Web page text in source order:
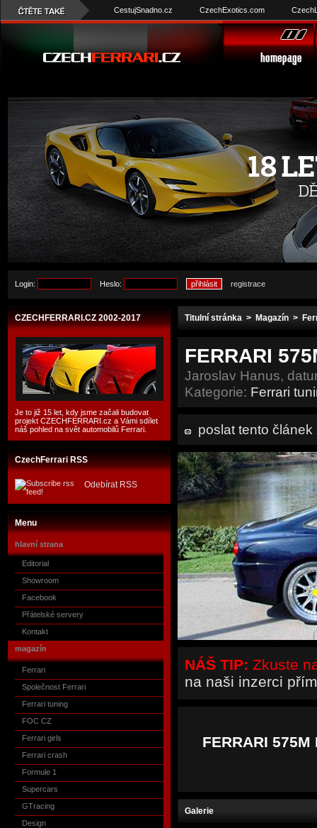
CestujSnadno.cz CzechExotics.com
Login: Heslo: registrace
CZECHFERRARI.CZ 2002-2017
Je to již 15 let, kdy jsme začali budovat
projekt CZECHFERRARI.cz a Vámi sdílet
náš pohled na svět automobilů Ferrari.
CzechFerrari RSS
Odebírat RSS
Menu
hlavní strana
Editorial
Showroom
Facebook
Přátelské servery
Kontakt
magazín
Ferrari
Společnost Ferrari
Ferrari tuning
FOC CZ
Ferrari girls
Ferrari crash
Formule 1
Supercars
GTracing
Design
Titulní stránka > Magazín >
FERRARI
Jaroslav Hanus,
Kategorie: Ferrari
poslat tento
NÁŠ TIP: Zkuste
na naši inzerci
FERRARI
Galerie